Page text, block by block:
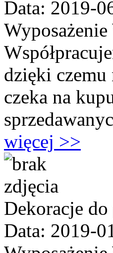
Data: 2019-
dzięki czemu
czeka na
więcej >>
Dekoracje
Data: 2019-